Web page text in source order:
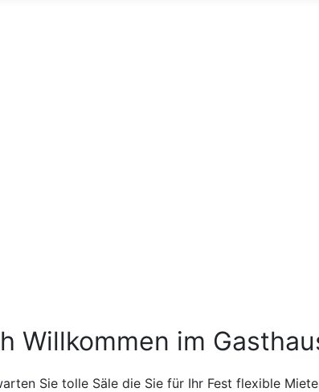
Willkommen im
Sie tolle Säle die Sie für Ihr Fest flexible